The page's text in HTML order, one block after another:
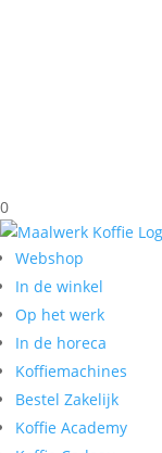
0
Webshop
In de winkel
Op het werk
In de horeca
Koffiemachines
Bestel Zakelijk
Koffie Academy